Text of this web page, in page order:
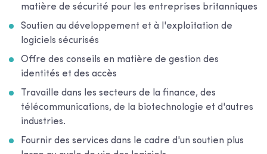
matière de sécurité pour les entreprises britanniques
Soutien au développement et à l'exploitation de
logiciels sécurisés
Offre des conseils en matière de gestion des
identités et des accès
Travaille dans les secteurs de la finance, des
télécommunications, de la biotechnologie et d'autres
industries.
Fournir des services dans le cadre d'un soutien plus